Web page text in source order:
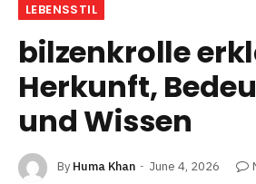
LEBENSSTIL
bilzenkrolle
Herkunft,
und Wissen
By Huma Khan June 4, 2026